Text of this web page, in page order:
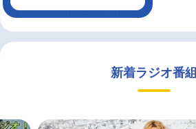
新着ラジオ番組